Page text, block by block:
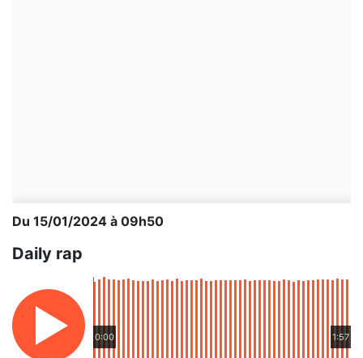
Du 15/01/2024 à 09h50
Daily rap
0:00 1:57